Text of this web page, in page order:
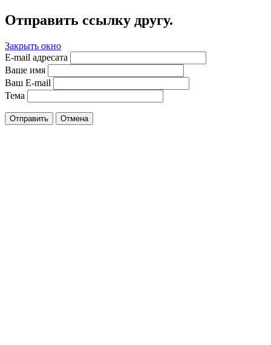
Отправить ссылку другу.
Закрыть окно
E-mail адресата
Ваше имя
Ваш E-mail
Тема
Отправить Отмена